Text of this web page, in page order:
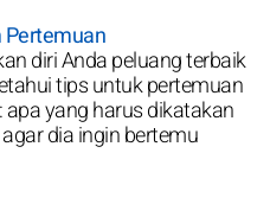
diri Anda peluang terbaik
tips untuk pertemuan
yang harus dikatakan
dia ingin bertemu